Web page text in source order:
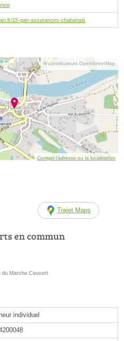
15-gan-assurances-chabanais
© contributeurs OpenStreetMap
Corriger l’adresse ou la localisation
Trajet Maps
en commun
du Marche Couvert
individuel